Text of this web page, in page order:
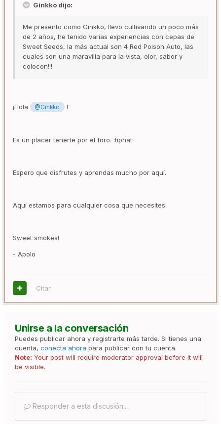
Ginkko dijo:
Me presento como Ginkko, llevo cultivando un poco más
de 2 años, he tenido varias experiencias con cepas de
Sweet Seeds, la más actual son 4 Red Poison Auto, las
cuales son una maravilla para la vista, olor, sabor y
colocon!!!
¡Hola @Ginkko !
Es un placer tenerte por el foro. :tiphat:
Espero que disfrutes y aprendas mucho por aquí.
Aquí estamos para cualquier cosa que necesites.
Sweet smokes!
- Apolo
Citar
Unirse a la conversación
Puedes publicar ahora y registrarte más tarde. Si tienes una
cuenta, conecta ahora para publicar con tu cuenta.
Note: Your post will require moderator approval before it will
be visible.
Responder a esta discusión...